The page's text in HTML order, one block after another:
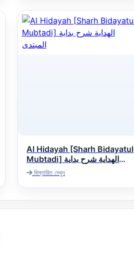
Al Hidayah [Sharh Bidayatul
Mubtadi] الهداية شرح بداية
المبتدى
বিস্তারিত দেখুন